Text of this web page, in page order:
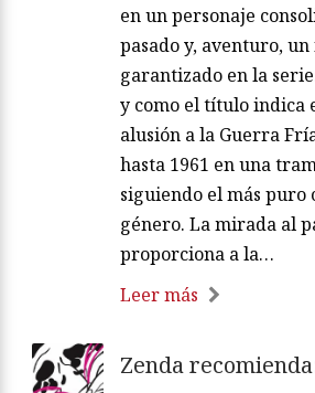
en un personaje
pasado y, aventuro,
garantizado en la
y como el título indica
alusión a la Guerra
hasta 1961 en una
siguiendo el más puro
género. La mirada al
proporciona a la…
Leer más
Zenda